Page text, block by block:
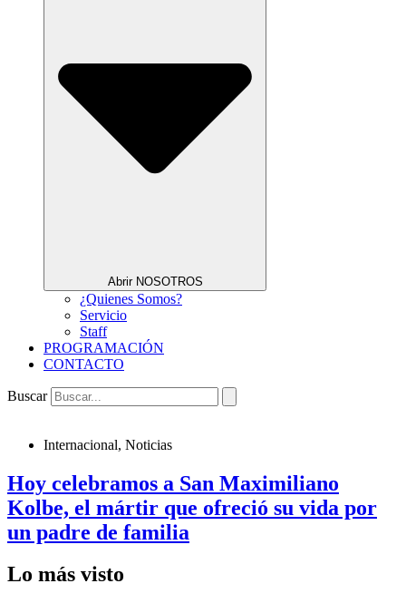
Abrir NOSOTROS
¿Quienes Somos?
Servicio
Staff
PROGRAMACIÓN
CONTACTO
Buscar
Internacional, Noticias
Hoy celebramos a San Maximiliano
Kolbe, el mártir que ofreció su vida por
un padre de familia
Lo más visto